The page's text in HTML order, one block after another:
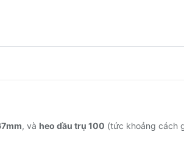
, và heo dầu trụ 100 (tức khoảng cách